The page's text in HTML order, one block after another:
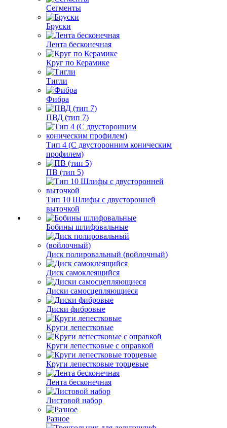
Сегменты
Бруски
Лента бесконечная
Круг по Керамике
Тигли
Фибра
ПВД (тип 7)
Тип 4 (С двусторонним коническим
профилем)
ПВ (тип 5)
Тип 10 Шлифы с двусторонней
выточкой
Бобины шлифовальные
Диск полировальный (войлочный)
Диск самоклеящийся
Диски самосцепляющиеся
Диски фибровые
Круги лепестковые
Круги лепестковые с оправкой
Круги лепестковые торцевые
Лента бесконечная
Листовой набор
Разное